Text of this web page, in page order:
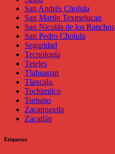
San Andrés Cholula
San Martín Texmelucan
San Nicolás de los Ranchos
San Pedro Cholula
Seguridad
Tecnología
Teteles
Tlahuapan
Tlaxcala,
Tochimilco
Turismo
Zacapoaxtla
Zacatlán
Etiquetas